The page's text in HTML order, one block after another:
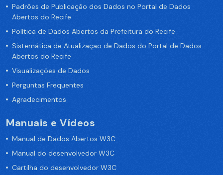
Padrões de Publicação dos Dados no Portal de Dados
Abertos do Recife
Política de Dados Abertos da Prefeitura do Recife
Sistemática de Atualização de Dados do Portal de Dados
Abertos do Recife
Visualizações de Dados
Perguntas Frequentes
Agradecimentos
Manuais e Vídeos
Manual de Dados Abertos W3C
Manual do desenvolvedor W3C
Cartilha do desenvolvedor W3C